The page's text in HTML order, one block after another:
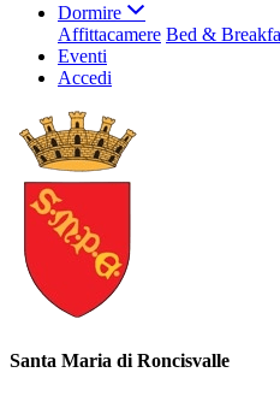
Dormire
Affittacamere Bed &
Eventi
Accedi
Santa Maria di Roncisvalle